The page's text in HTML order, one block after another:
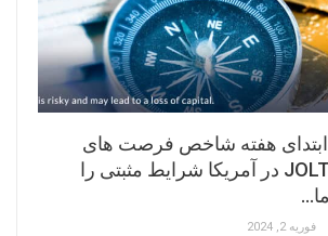
ابتدای هفته شاخص فرصت های
شغلی موجود JOLTs در آمریکا شرایط مثبتی را
فوریه 2, 2024